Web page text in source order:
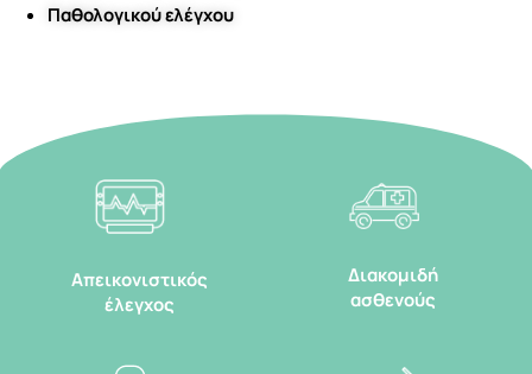
Παθολογικού ελέγχου
Απεικονιστικός
έλεγχος
Διακομιδή
ασθενούς